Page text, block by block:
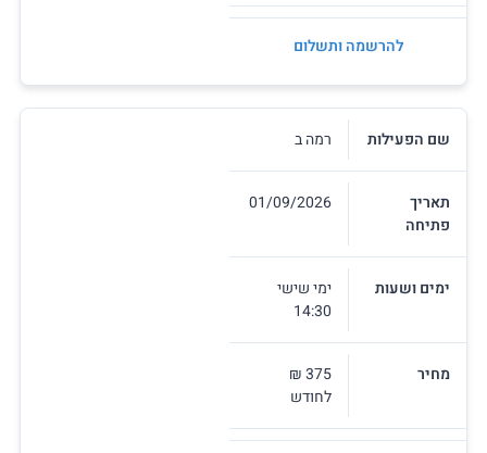
להרשמה ותשלום
שם הפעילות רמה ב
תאריך
פתיחה
01/09/2026
ימים ושעות
ימי שישי
14:30
מחיר
375 ₪
לחודש